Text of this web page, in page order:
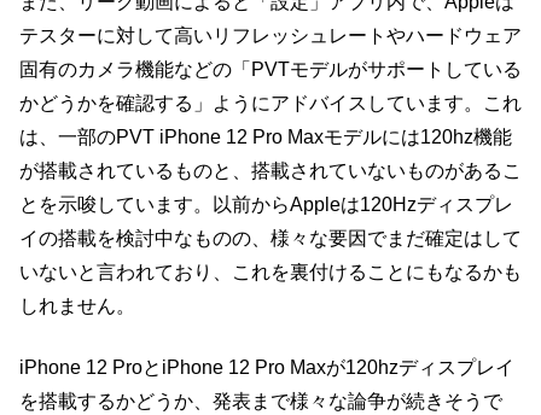
テスターに​​対して高いリフレッシュレートやハードウェア
固有のカメラ機能などの「PVTモデルがサポートしている
かどうかを確認する」ようにアドバイスしています。これ
は、一部のPVT iPhone 12 Pro Maxモデルには120hz機能
が搭載されているものと、搭載されていないものがあるこ
とを示唆しています。以前からAppleは120Hzディスプレ
イの搭載を検討中なものの、様々な要因でまだ確定はして
いないと言われており、これを裏付けることにもなるかも
しれません。
iPhone 12 ProとiPhone 12 Pro Maxが120hzディスプレイ
を搭載するかどうか、発表まで様々な論争が続きそうで